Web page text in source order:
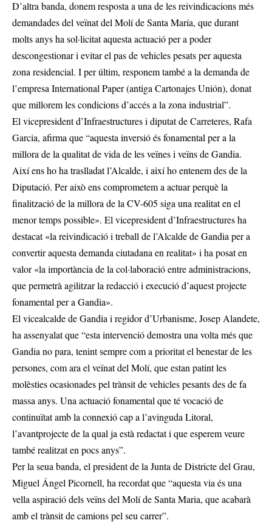
D’altra banda, donem resposta a una de les reivindicacions més
demandades del veïnat del Molí de Santa María, que durant
molts anys ha sol·licitat aquesta actuació per a poder
descongestionar i evitar el pas de vehicles pesats per aquesta
zona residencial. I per últim, responem també a la demanda de
l’empresa International Paper (antiga Cartonajes Unión), donat
que millorem les condicions d’accés a la zona industrial”.
El vicepresident d’Infraestructures i diputat de Carreteres, Rafa
Garcia, afirma que “aquesta inversió és fonamental per a la
millora de la qualitat de vida de les veïnes i veïns de Gandia.
Així ens ho ha traslladat l’Alcalde, i així ho entenem des de la
Diputació. Per això ens comprometem a actuar perquè la
finalització de la millora de la CV-605 siga una realitat en el
menor temps possible». El vicepresident d’Infraestructures ha
destacat «la reivindicació i treball de l’Alcalde de Gandia per a
convertir aquesta demanda ciutadana en realitat» i ha posat en
valor «la importància de la col·laboració entre administracions,
que permetrà agilitzar la redacció i execució d’aquest projecte
fonamental per a Gandia».
El vicealcalde de Gandia i regidor d’Urbanisme, Josep Alandete,
ha assenyalat que “esta intervenció demostra una volta més que
Gandia no para, tenint sempre com a prioritat el benestar de les
persones, com ara el veïnat del Molí, que estan patint les
molèsties ocasionades pel trànsit de vehicles pesants des de fa
massa anys. Una actuació fonamental que té vocació de
continuïtat amb la connexió cap a l’avinguda Litoral,
l’avantprojecte de la qual ja està redactat i que esperem veure
també realitzat en pocs anys”.
Per la seua banda, el president de la Junta de Districte del Grau,
Miguel Ángel Picornell, ha recordat que “aquesta via és una
vella aspiració dels veïns del Molí de Santa Maria, que acabarà
amb el trànsit de camions pel seu carrer”.